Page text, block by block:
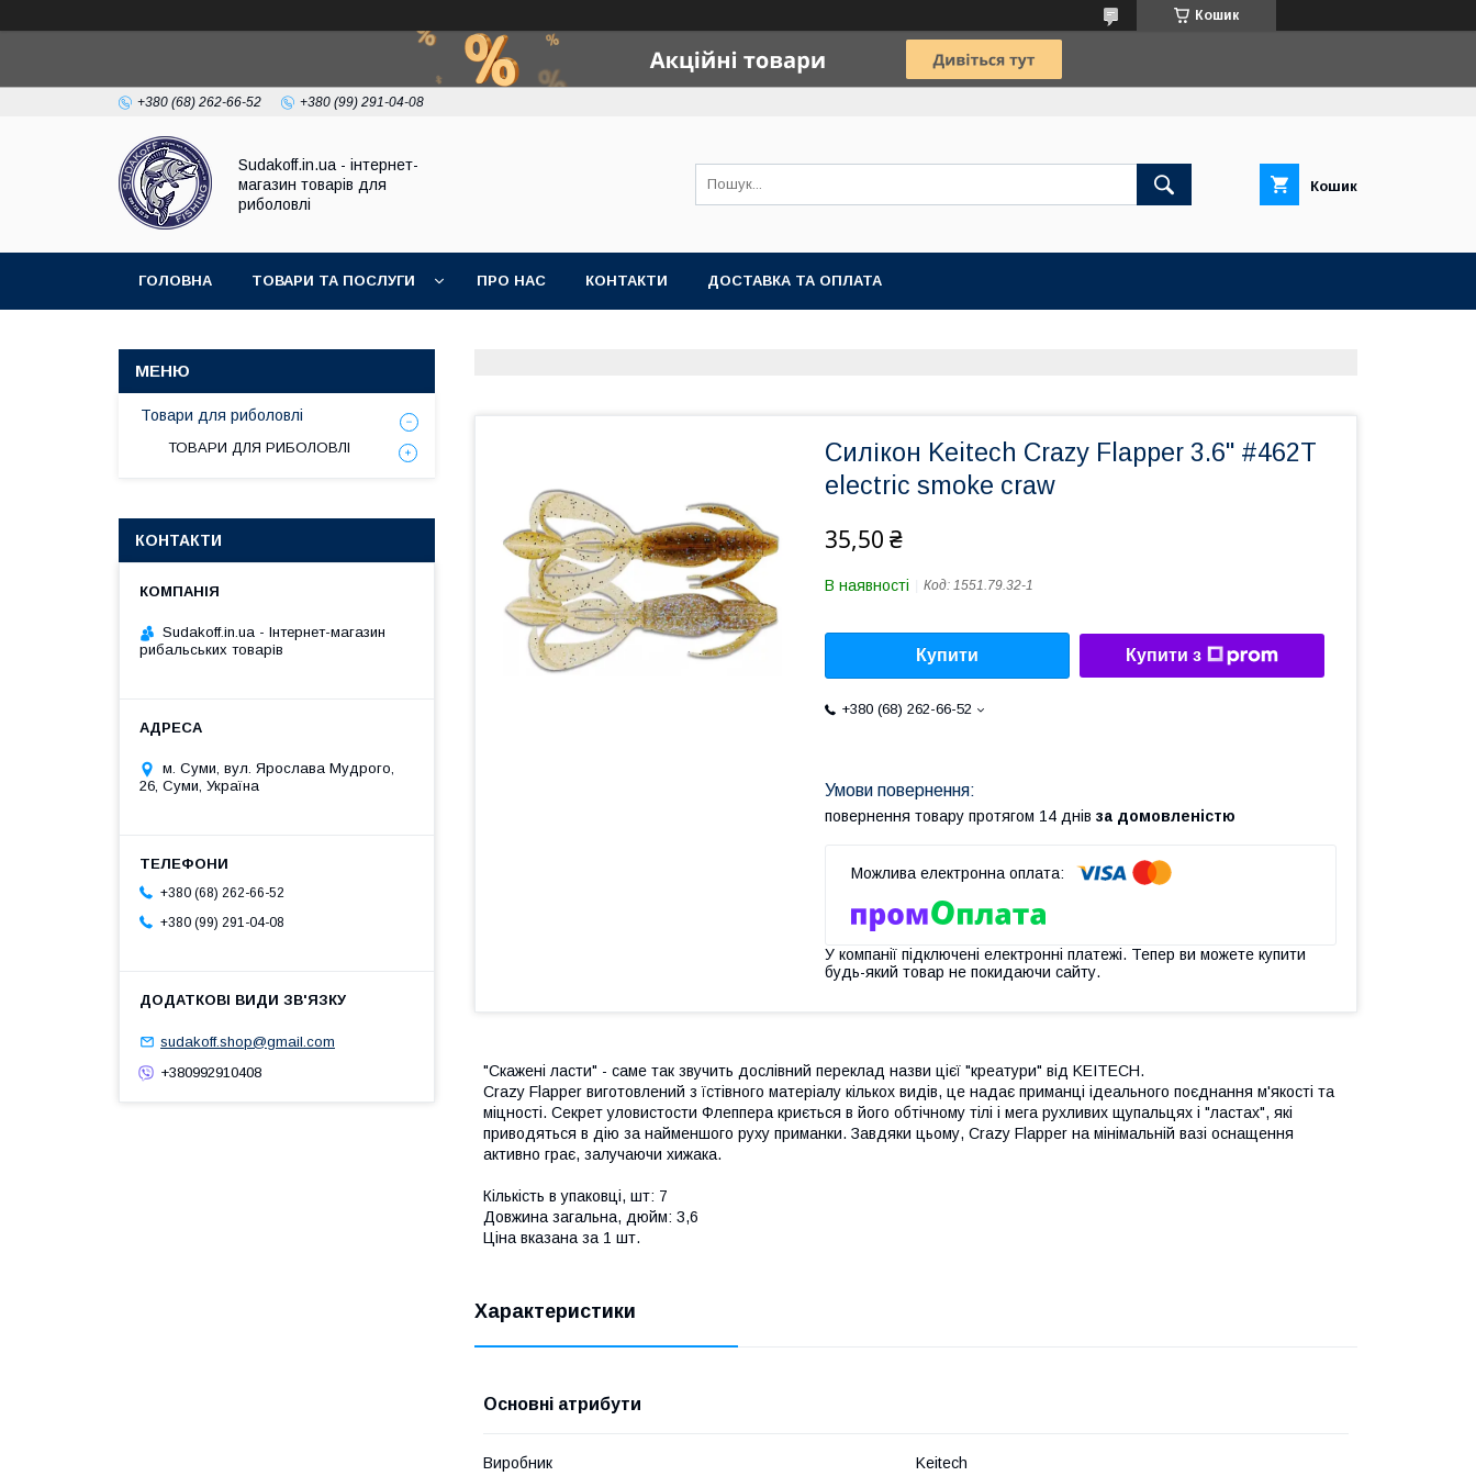
Кошик
+380 (68) 262-66-52 +380 (99) 291-04-08
Sudakoff.in.ua - інтернет-
магазин товарів для
риболовлі
Кошик
ГОЛОВНА ТОВАРИ ТА ПОСЛУГИ ПРО НАС КОНТАКТИ ДОСТАВКА ТА ОПЛАТА
Силікон Keitech Crazy Flapper 3.6" #462T
electric smoke craw
35,50 ₴
В наявності Код: 1551.79.32-1
Купити Купити з
+380 (68) 262-66-52
повернення товару протягом 14 днів за домовленістю
У компанії підключені електронні платежі. Тепер ви можете купити
будь-який товар не покидаючи сайту.
"Скажені ласти" - саме так звучить дослівний переклад назви цієї "креатури" від KEITECH.
Crazy Flapper виготовлений з їстівного матеріалу кількох видів, це надає приманці ідеального поєднання м'якості та
міцності. Секрет уловистости Флеппера криється в його обтічному тілі і мега рухливих щупальцях і "ластах", які
приводяться в дію за найменшого руху приманки. Завдяки цьому, Crazy Flapper на мінімальній вазі оснащення
активно грає, залучаючи хижака.
Кількість в упаковці, шт: 7
Довжина загальна, дюйм: 3,6
Ціна вказана за 1 шт.
Характеристики
Основні атрибути
Виробник Keitech
Товари для риболовлі
ТОВАРИ ДЛЯ РИБОЛОВЛІ
КОНТАКТИ
Sudakoff.in.ua - Інтернет-магазин
рибальських товарів
м. Суми, вул. Ярослава Мудрого,
26, Суми, Україна
+380 (68) 262-66-52
+380 (99) 291-04-08
sudakoff.shop@gmail.com
+380992910408